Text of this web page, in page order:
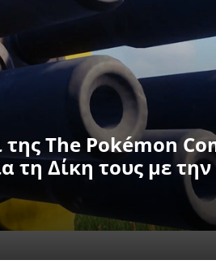
The Pokémon
τη Δίκη τους με